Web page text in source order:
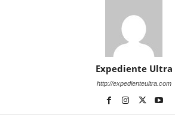
Expediente Ultra
http://expedienteultra.com